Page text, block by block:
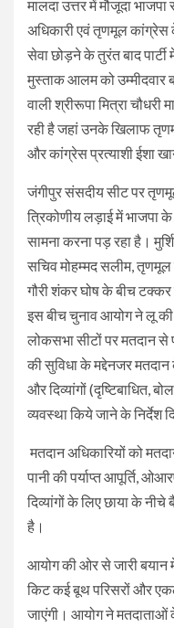
मालदा उत्तर में मौजूदा
अधिकारी एवं तृणमूल कांग्रेस
सेवा छोड़ने के तुरंत बाद
मुस्ताक आलम को उम्मीदवार
वाली श्रीरूपा मित्रा
रही है जहां उनके खिलाफ
और कांग्रेस प्रत्याशी ईशा
जंगीपुर संसदीय सीट पर
त्रिकोणीय लड़ाई में
सामना करना पड़ रहा है।
सचिव मोहम्मद सलीम,
गौरी शंकर घोष के बीच टक्कर
इस बीच चुनाव आयोग ने लू
लोकसभा सीटों पर मतदान से
की सुविधा के मद्देनजर
और दिव्यांगों (दृष्टिबाधित,
व्यवस्था किये जाने के निर्देश
मतदान अधिकारियों को
पानी की पर्याप्त आपूर्ति,
दिव्यांगों के लिए छाया के नीचे
है।
आयोग की ओर से जारी बयान
किट कई बूथ परिसरों और
जाएंगी। आयोग ने मतदाताओं